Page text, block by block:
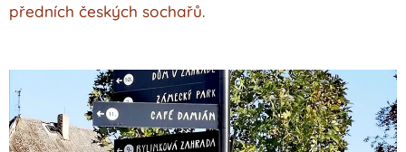
předních českých sochařů.